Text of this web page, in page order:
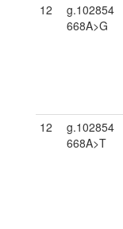
12
g.102854
668A>G
12
g.102854
668A>T